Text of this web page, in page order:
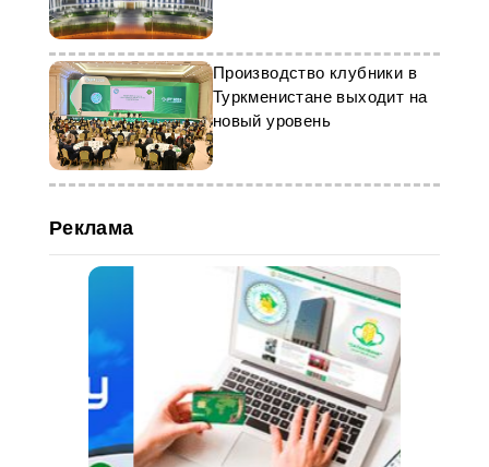
развития города Аркадаг на
2024-2052 годы
Производство клубники в
Туркменистане выходит на
новый уровень
Реклама